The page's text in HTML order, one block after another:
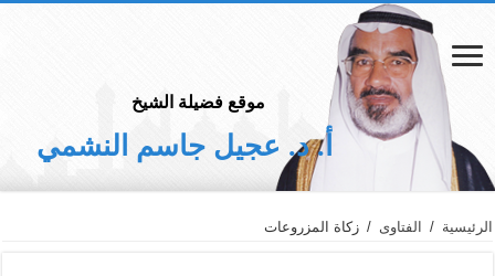
موقع فضيلة الشيخ
أ. د. عجيل جاسم النشمي
الرئيسية / الفتاوى / زكاة المزروعات